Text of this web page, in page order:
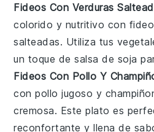
Fideos Con Verduras
colorido y nutritivo con
salteadas. Utiliza tus
un toque de salsa de soja
Fideos Con Pollo Y
con pollo jugoso y
cremosa. Este plato es
reconfortante y llena de